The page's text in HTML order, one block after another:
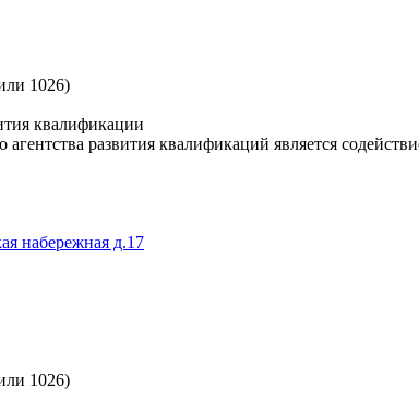
1026)
квалификации
развития квалификаций является
набережная д.17
1026)